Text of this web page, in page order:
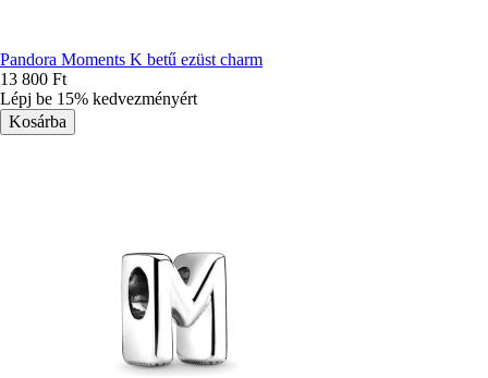
Pandora Moments K betű ezüst charm
13 800 Ft
Lépj be 15% kedvezményért